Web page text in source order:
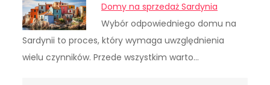
Domy na sprzedaż Sardynia
Wybór odpowiedniego domu na
Sardynii to proces, który wymaga uwzględnienia
wielu czynników. Przede wszystkim warto…